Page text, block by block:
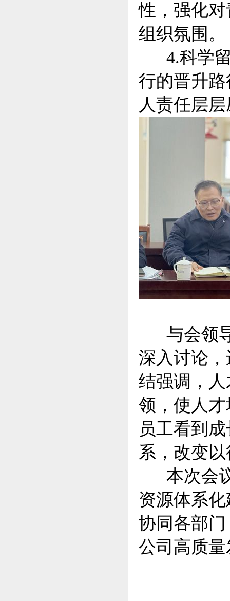
性，强化
组织氛围。
4.科学留
行的晋升
人责任层
与会领导
深入讨论
结强调，
领，使人
员工看到
系，改变
本次会议
资源体系
协同各部
公司高质